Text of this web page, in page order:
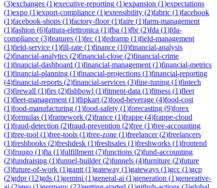
(3)exchanges (1)executive-reporting (1)expansion (1)expectations
(1)expo (1)export-compliance (1)extensibility (2)fabric (1)facebook
(1)facebook-shops (1)factory-floor(1)faire (1)farm-management
(1)fashion (6)fattura-elettronica (1)fba (1)fbr(2)fda (1)fda-
compliance (3)features (1)fec (1)fedramp (1)field-management
(1)field-service (1)fill-rate (1)finance (10)financial-analysis
(2)financial-analytics (2)financial-close (2)financial-crime
(1)financial-dashboard (1)financial-management (1)financial-metrics
(1)financial-planning (1)financial-projections (1)financial-reporting
(4)financial-reports (2)financial-services (3)fine-tuning (1)fintech
(3)firewall (1)firs (2)fishbowl (1)fitment-data (1)fitness (1)fleet
(1)fleet-management (1)flipkart (2)food-beverage (4)food-cost
(1)food-manufacturing (1)food-safety (1)forecasting (9)forex
(1)formulas (1)framework (2)france (1)frappe (4)frappe-cloud
(1)fraud-detection (2)fraud-prevention (2)free (1)free-accounting
(1)free-tool (1)free-tools (1)free-zone (1)freelancer(2)freelancers
(1)freshbooks (2)freshdesk (1)freshsales (1)freshworks (1)frontend
(3)fruugo (1)fta (1)fulfillment (7)functions (2)fund-accounting
(2)fundraising (1)funnel-builder(2)funnels (4)furniture (2)future
(3)future-of-work (1)gantt (1)gateway (1)gateways (1)gcc (1)gcp
(2)gdpr(12)gds (1)gemini (1)general-ai (1)generation (1)generative-